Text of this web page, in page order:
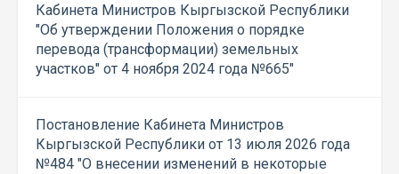
Кабинета Министров Кыргызской Республики
"Об утверждении Положения о порядке
перевода (трансформации) земельных
участков" от 4 ноября 2024 года №665"
Постановление Кабинета Министров
Кыргызской Республики от 13 июля 2026 года
№484 "О внесении изменений в некоторые